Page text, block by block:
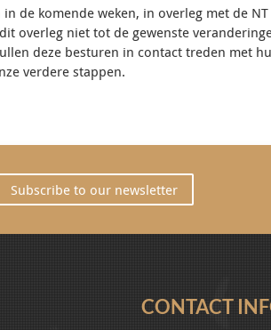
de komende weken, in overleg met de
overleg niet tot de gewenste
deze besturen in contact treden met
verdere stappen.
Subscribe to our newsletter
CONTACT